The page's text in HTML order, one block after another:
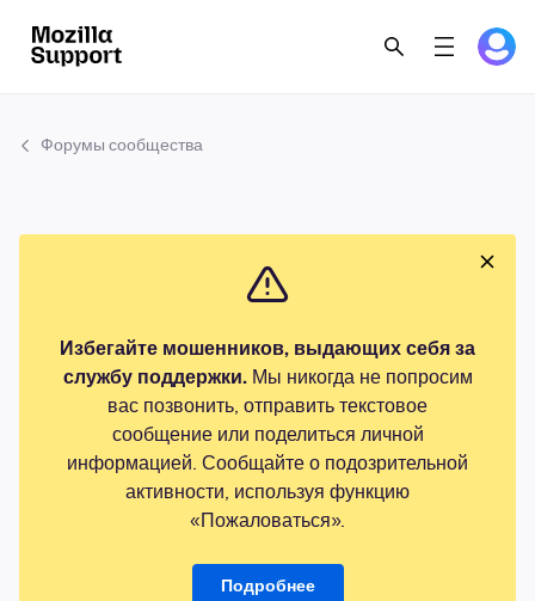
Форумы сообщества
Избегайте мошенников, выдающих себя за
службу поддержки.Мы никогда не попросим
вас позвонить, отправить текстовое
сообщение или поделиться личной
информацией. Сообщайте о подозрительной
активности, используя функцию
«Пожаловаться».
Подробнее